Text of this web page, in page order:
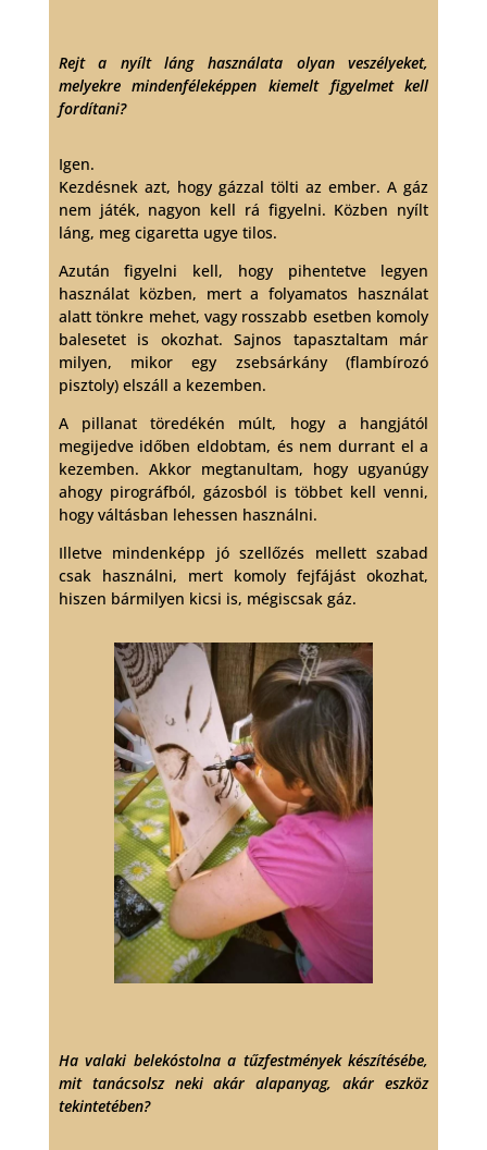
Rejt a nyílt láng használata olyan veszélyeket,
melyekre mindenféleképpen kiemelt figyelmet kell
fordítani?
Igen.
Kezdésnek azt, hogy gázzal tölti az ember. A gáz
nem játék, nagyon kell rá figyelni. Közben nyílt
láng, meg cigaretta ugye tilos.
Azután figyelni kell, hogy pihentetve legyen
használat közben, mert a folyamatos használat
alatt tönkre mehet, vagy rosszabb esetben komoly
balesetet is okozhat. Sajnos tapasztaltam már
milyen, mikor egy zsebsárkány (flambírozó
pisztoly) elszáll a kezemben.
A pillanat töredékén múlt, hogy a hangjától
megijedve időben eldobtam, és nem durrant el a
kezemben. Akkor megtanultam, hogy ugyanúgy
ahogy pirográfból, gázosból is többet kell venni,
hogy váltásban lehessen használni.
Illetve mindenképp jó szellőzés mellett szabad
csak használni, mert komoly fejfájást okozhat,
hiszen bármilyen kicsi is, mégiscsak gáz.
Ha valaki belekóstolna a tűzfestmények készítésébe,
mit tanácsolsz neki akár alapanyag, akár eszköz
tekintetében?